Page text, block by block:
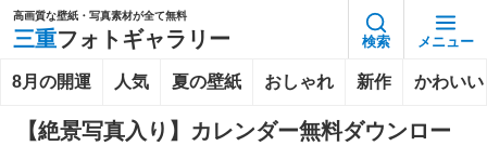
高画質な壁紙・写真素材が全て無料
三重フォトギャラリー 検索 メニュー
8月の開運 人気 夏の壁紙 おしゃれ 新作 かわいい
【絶景写真入り】カレンダー無料ダウンロー